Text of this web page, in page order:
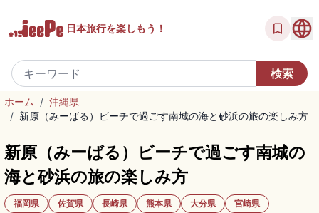
日本旅行を楽しもう！
ホーム / 沖縄県
/ 新原（みーばる）ビーチで過ごす南城の海と砂浜の旅の楽しみ方
新原（みーばる）ビーチで過ごす南城の
海と砂浜の旅の楽しみ方
福岡県 佐賀県 長崎県 熊本県 大分県
宮崎県